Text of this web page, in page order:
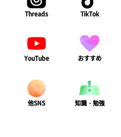
Threads TikTok
YouTube おすすめ
他SNS 知識・勉強